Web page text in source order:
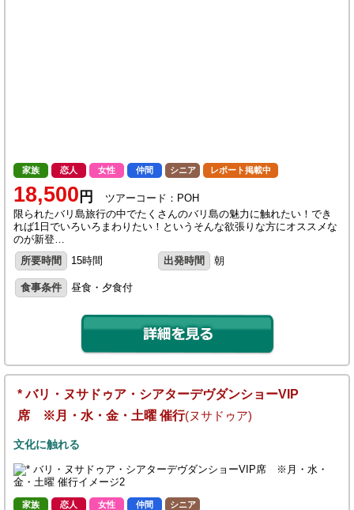
家族 恋人 女性 仲間 シニア レポート掲載中
18,500 円
ツアーコード：POH
限られたバリ島旅行の中でたくさんのバリ島の魅力に触れたい！でき
れば1日でいろいろまわりたい！というそんな欲張りな方にオススメな
のが新登…
所要時間
15時間 出発時間 朝
食事条件 昼食・夕食付
* バリ・ヌサドゥア・シアターデヴダンショーVIP
席 ※月・水・金・土曜 催行(ヌサドゥア)
文化に触れる
家族 恋人 女性 仲間 シニア